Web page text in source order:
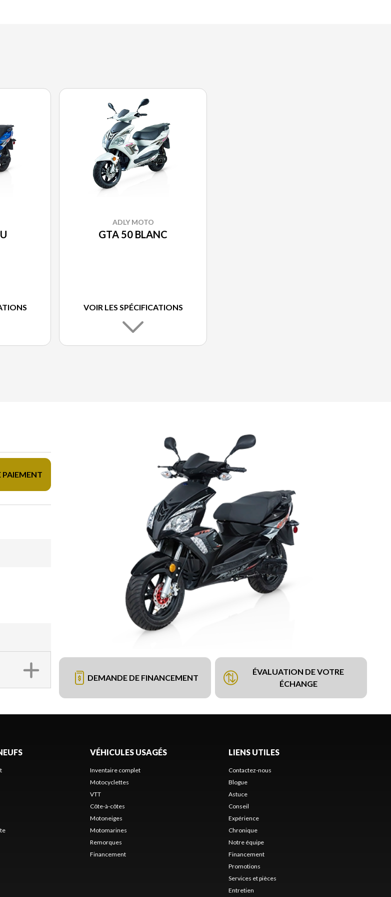
ADLY MOTO
GTA 50 BLANC
VOIR LES SPÉCIFICATIONS
PAIEMENT
DEMANDE DE FINANCEMENT
ÉVALUATION DE VOTRE
ÉCHANGE
VÉHICULES USAGÉS
Inventaire complet
Motocyclettes
VTT
Côte-à-côtes
Motoneiges
Motomarines
Remorques
Financement
LIENS UTILES
Contactez-nous
Blogue
Astuce
Conseil
Expérience
Chronique
Notre équipe
Financement
Promotions
Services et pièces
Entretien